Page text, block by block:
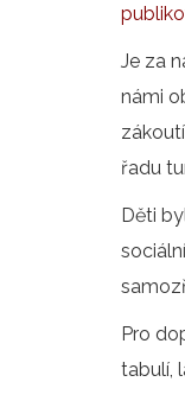
Je za
námi
řadu
Děti
Pro
tabulí,